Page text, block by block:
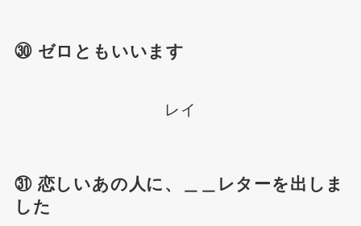
㉚ ゼロともいいます
レイ
㉛ 恋しいあの人に、＿＿レターを出しま
した